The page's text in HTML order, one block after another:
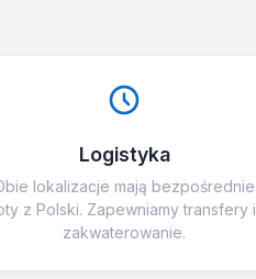
Logistyka
lokalizacje mają bezpośrednie
z Polski. Zapewniamy transfery i
zakwaterowanie.